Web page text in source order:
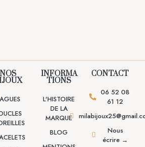
NOS INFORMA
TIONS
L'HISTOIRE
DE LA
MARQUE
BLOG
CONTACT
06 52 08
61 12
Nous
écrire →